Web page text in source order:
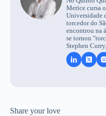
Merice cursa
Universidade
torcedor do
encontrou na
se tornou
Stephen
Share your love